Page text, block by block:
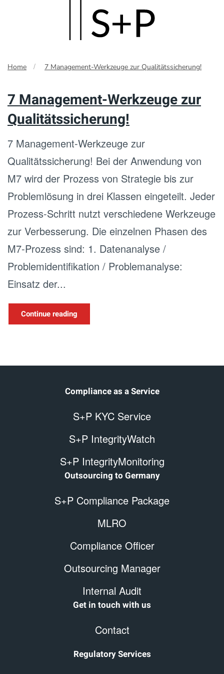
main
content
Home 7 Management-Werkzeuge zur Qualitätssicherung!
7 Management-Werkzeuge zur
Qualitätssicherung!
7 Management-Werkzeuge zur
Qualitätssicherung! Bei der Anwendung von
M7 wird der Prozess von Strategie bis zur
Problemlösung in drei Klassen eingeteilt. Jeder
Prozess-Schritt nutzt verschiedene Werkzeuge
zur Verbesserung. Die einzelnen Phasen des
M7-Prozess sind: 1. Datenanalyse /
Problemidentifikation / Problemanalyse:
Einsatz der...
Continue reading
Compliance as a Service
S+P KYC Service
S+P IntegrityWatch
S+P IntegrityMonitoring
Outsourcing to Germany
S+P Compliance Package
MLRO
Compliance Officer
Outsourcing Manager
Internal Audit
Get in touch with us
Contact
Regulatory Services